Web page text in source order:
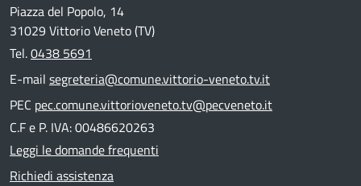
Piazza del Popolo, 14
31029 Vittorio Veneto (TV)
Tel.0438 5691
E-mail segreteria@comune.vittorio-veneto.tv.it
PEC pec.comune.vittorioveneto.tv@pecveneto.it
C.F e P. IVA: 00486620263
Leggi le domande frequenti
Richiedi assistenza